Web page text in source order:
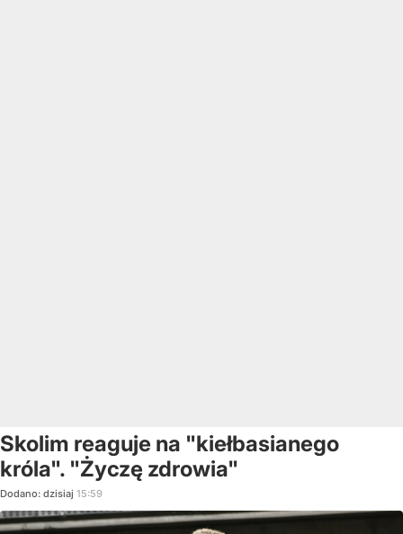
Skolim reaguje na "kiełbasianego
króla". "Życzę zdrowia"
Dodano: dzisiaj 15:59